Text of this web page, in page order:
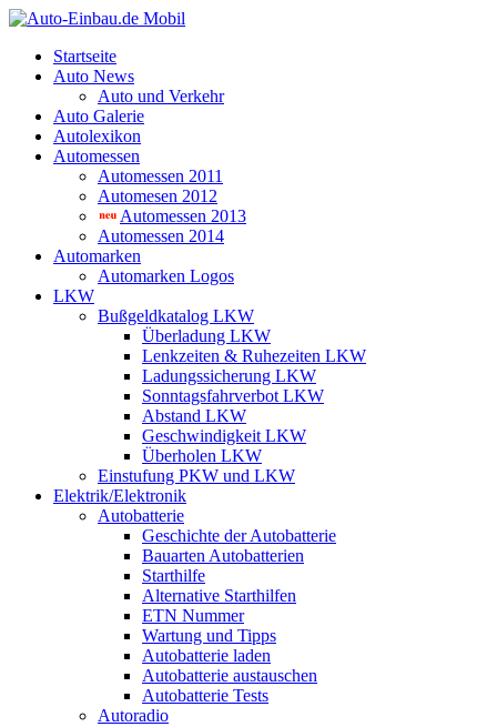
Startseite
Auto News
Auto und Verkehr
Auto Galerie
Autolexikon
Automessen
Automessen 2011
Automesen 2012
Automessen 2013
Automessen 2014
Automarken
Automarken Logos
LKW
Bußgeldkatalog LKW
Überladung LKW
Lenkzeiten & Ruhezeiten LKW
Ladungssicherung LKW
Sonntagsfahrverbot LKW
Abstand LKW
Geschwindigkeit LKW
Überholen LKW
Einstufung PKW und LKW
Elektrik/Elektronik
Autobatterie
Geschichte der Autobatterie
Bauarten Autobatterien
Starthilfe
Alternative Starthilfen
ETN Nummer
Wartung und Tipps
Autobatterie laden
Autobatterie austauschen
Autobatterie Tests
Autoradio